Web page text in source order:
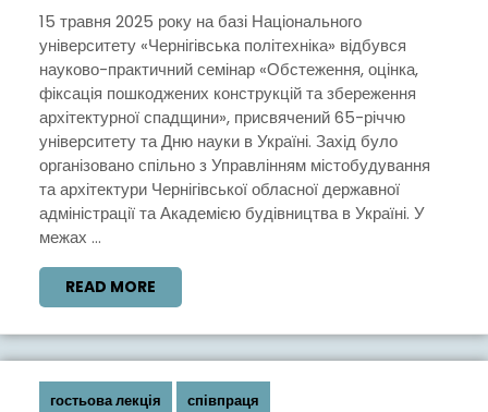
СЕМІНАР
ДО
65-
РІЧЧЯ
УНІВЕРСИТЕТУ
ТА
ДНЯ
В
УКРАЇНІ
15 травня 2025 року на базі Національного
університету «Чернігівська політехніка» відбувся
науково-практичний семінар «Обстеження, оцінка,
фіксація пошкоджених конструкцій та збереження
архітектурної спадщини», присвячений 65-річчю
університету та Дню науки в Україні. Захід було
організовано спільно з Управлінням містобудування
та архітектури Чернігівської обласної державної
адміністрації та Академією будівництва в Україні. У
межах ...
READ MORE
MORE
гостьова лекція співпраця